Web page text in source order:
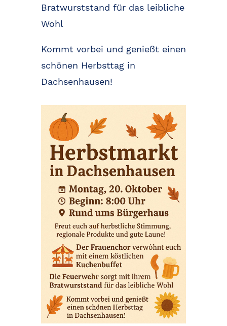
Bratwurststand für das leibliche
Wohl
Kommt vorbei und genießt einen
schönen Herbsttag in
Dachsenhausen!